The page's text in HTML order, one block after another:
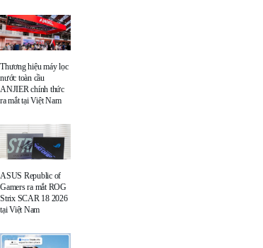
Thương hiệu máy lọc
nước toàn cầu
ANJIER chính thức
ra mắt tại Việt Nam
ASUS Republic of
Gamers ra mắt ROG
Strix SCAR 18 2026
tại Việt Nam